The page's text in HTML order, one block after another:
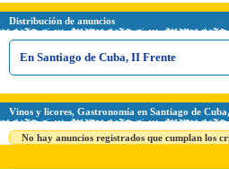
Distribución de anuncios
En Santiago de Cuba, II Frente
Vinos y licores, Gastronomía en Santiago de
No hay anuncios registrados que cumplan los